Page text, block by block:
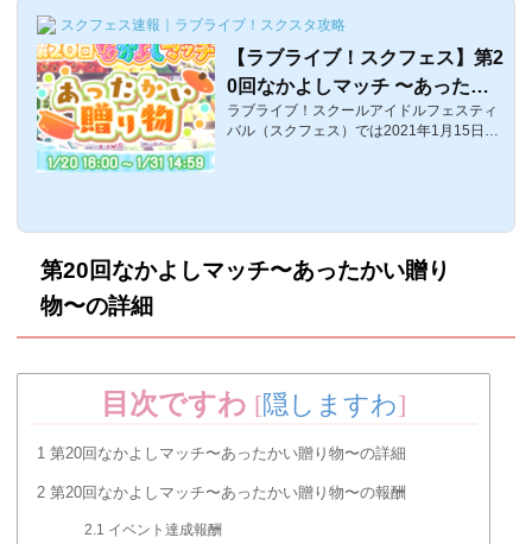
スクフェス速報｜ラブライブ！スクスタ攻略
【ラブライブ！スクフェス】第2
0回なかよしマッチ 〜あったか
い贈り物〜ボーダー予想と推移
【Aqoursイベント】
ラブライブ！スクールアイドルフェスティ
バル（スクフェス）では2021年1月15日1
は、第20回なかよしマッチのボーダー推移
ュールをまとめています。なお、第20回な
はこちら。第20回なかよしマッチ〜あった
021...
第20回なかよしマッチ〜あったかい贈り
物〜の詳細
目次ですわ [隠しますわ]
1 第20回なかよしマッチ〜あったかい贈り物〜の詳細
2 第20回なかよしマッチ〜あったかい贈り物〜の報酬
2.1 イベント達成報酬